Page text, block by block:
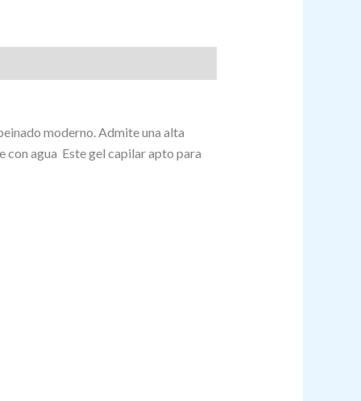
moderno. Admite una alta
agua Este gel capilar apto para